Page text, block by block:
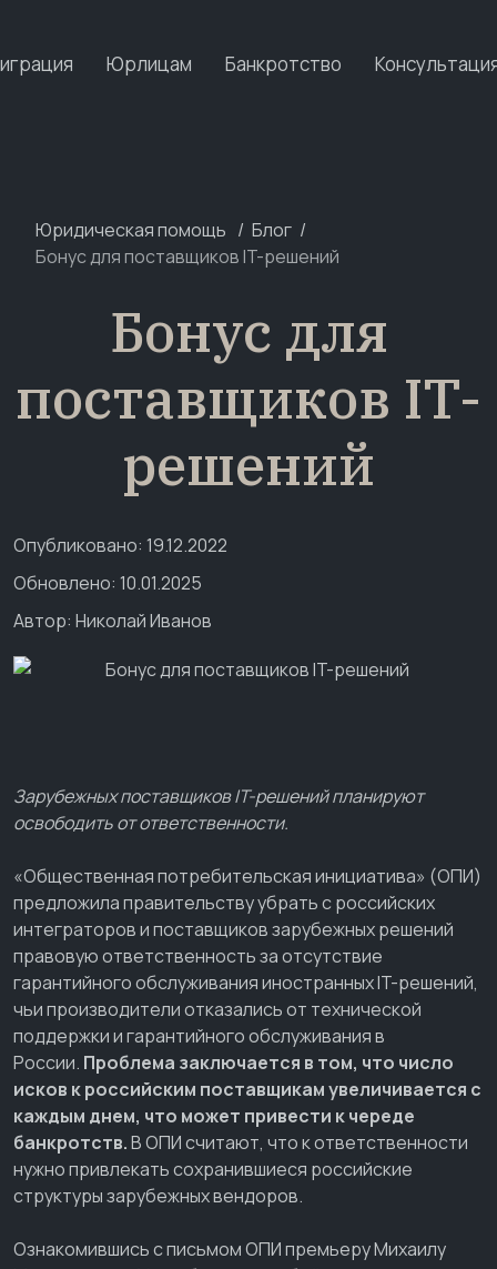
Юрлицам Банкротство
Юридическая помощь
Блог
Бонус для поставщиков IT-решений
Бонус для
поставщиков IT-
решений
Опубликовано: 19.12.2022
Обновлено: 10.01.2025
Автор: Николай Иванов
Зарубежных поставщиков IT-решений планируют
освободить от ответственности.
«Общественная потребительская инициатива» (ОПИ)
предложила правительству убрать с российских
интеграторов и поставщиков зарубежных решений
правовую ответственность за отсутствие
гарантийного обслуживания иностранных IT-решений,
чьи производители отказались от технической
поддержки и гарантийного обслуживания в
России. Проблема заключается в том, что число
исков к российским поставщикам увеличивается с
каждым днем, что может привести к череде
банкротств.В ОПИ считают, что к ответственности
нужно привлекать сохранившиеся российские
структуры зарубежных вендоров.
Ознакомившись с письмом ОПИ премьеру Михаилу